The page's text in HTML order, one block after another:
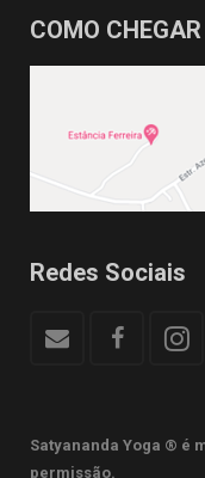
COMO CHEGAR
Redes Sociais
Satyananda Yoga ® é
permissão.